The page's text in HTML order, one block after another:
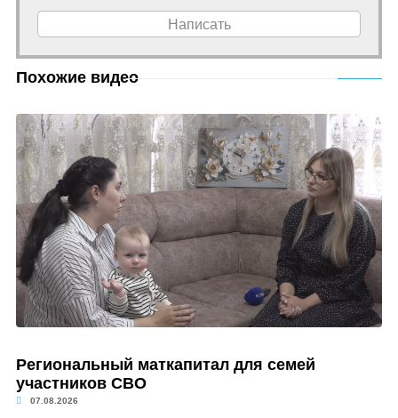
Написать
Похожие видео
Региональный маткапитал для семей
участников СВО
07.08.2026